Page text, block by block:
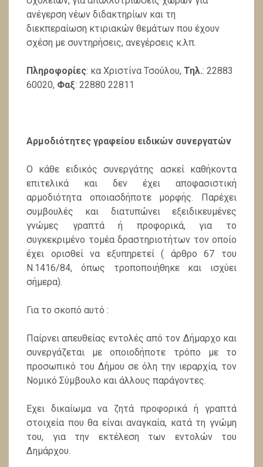
ανέγερση νέων διδακτηρίων και τη
διεκπεραίωση κτιριακών θεμάτων που έχουν
σχέση με συ­ντηρήσεις, ανεγέρσεις κ.λπ.
Πληροφορίες: κα Χριστίνα Τσούλου, Τηλ.: 22883
60020, Φαξ: 22880 22811
Αρμοδιότητες γραφείου ειδικών συνεργατών
Ο κάθε ειδικός συνεργάτης ασκεί καθήκοντα
επιτελικά και δεν έχει αποφασιστική
αρμοδιότητα οποιασδήποτε μορφής. Παρέχει
συμβουλές και διατυπώνει εξειδικευμένες
γνώμες γραπτά ή προφορικά, για το
συγκεκριμένο τομέα δραστηριοτήτων τον οποίο
έχει ορισθεί να εξυπηρετεί ( άρθρο 67 του
Ν.1416/84, όπως τροποποιήθηκε και ισχύει
σήμερα).
Για το σκοπό αυτό :
Παίρνει απευθείας εντολές από τον Δήμαρχο και
συνεργάζεται με οποιοδήποτε τρόπο με το
προσωπικό του Δήμου σε όλη την ιεραρχία, τον
Νομικό Σύμβουλο και άλλους παράγοντες.
Έχει δικαίωμα να ζητά προφορικά ή γραπτά
στοιχεία που θα είναι αναγκαία, κατά τη γνώμη
του, για την εκτέλεση των εντολών του
Δημάρχου.